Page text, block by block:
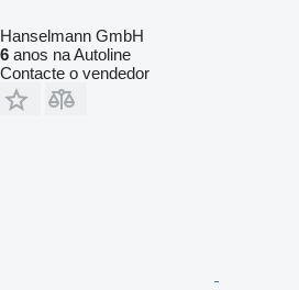
Hanselmann GmbH
6 anos na Autoline
Contacte o vendedor